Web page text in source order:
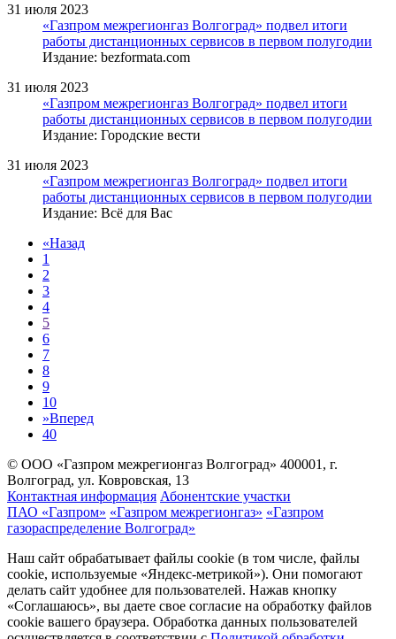
31 июля 2023
«Газпром межрегионгаз Волгоград» подвел итоги
работы дистанционных сервисов в первом полугодии
Издание: bezformata.com
31 июля 2023
«Газпром межрегионгаз Волгоград» подвел итоги
работы дистанционных сервисов в первом полугодии
Издание: Городские вести
31 июля 2023
«Газпром межрегионгаз Волгоград» подвел итоги
работы дистанционных сервисов в первом полугодии
Издание: Всё для Вас
«Назад
1
2
3
4
5
6
7
8
9
10
»Вперед
40
© ООО «Газпром межрегионгаз Волгоград» 400001, г.
Волгоград, ул. Ковровская, 13
Контактная информация Абонентские участки
ПАО «Газпром» «Газпром межрегионгаз» «Газпром
газораспределение Волгоград»
Наш сайт обрабатывает файлы cookie (в том числе, файлы
cookie, используемые «Яндекс-метрикой»). Они помогают
делать сайт удобнее для пользователей. Нажав кнопку
«Соглашаюсь», вы даете свое согласие на обработку файлов
cookie вашего браузера. Обработка данных пользователей